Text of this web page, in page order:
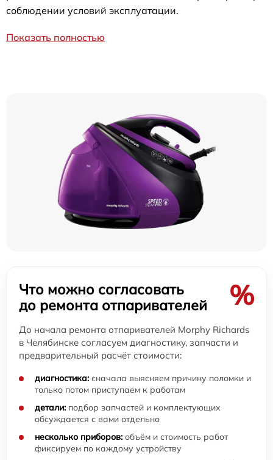
соблюдении условий эксплуатации.
Показать полностью
Что можно согласовать
до ремонта отпаривателей
%
До начала ремонта отпаривателей Morphy Richards
в Челябинске согласуем диагностику, запчасти и
предварительный расчёт стоимости:
диагностика: сначала выясняем причину поломки и
только потом приступаем к работам
детали: подбор запчастей и комплектующих
обсуждается с вами отдельно
несколько приборов: объём и стоимость работ
фиксируем по каждому устройству